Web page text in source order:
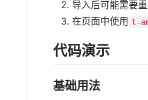
导入后可能需要
在页面中使用 l-
代码演示
基础用法